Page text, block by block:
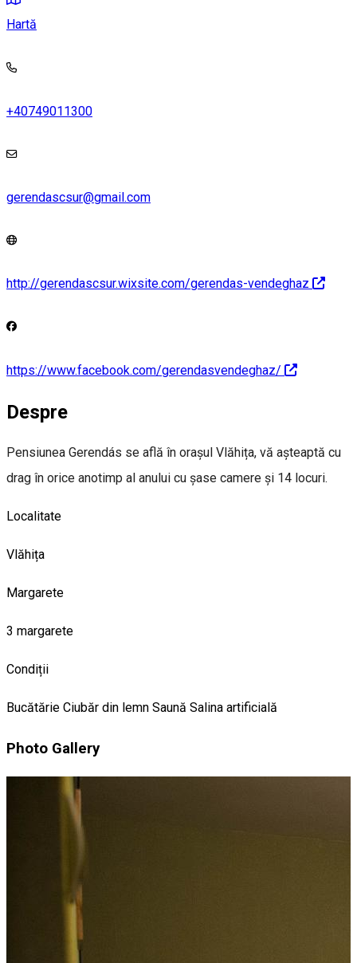
Hartă
+40749011300
gerendascsur@gmail.com
http://gerendascsur.wixsite.com/gerendas-vendeghaz
https://www.facebook.com/gerendasvendeghaz/
Despre
Pensiunea Gerendás se află în orașul Vlăhița, vă așteaptă cu
drag în orice anotimp al anului cu șase camere și 14 locuri.
Localitate
Vlăhița
Margarete
3 margarete
Condiții
Bucătărie Ciubăr din lemn Saună Salina artificială
Photo Gallery